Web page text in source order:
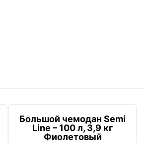
Большой чемодан Semi
Line – 100 л, 3,9 кг
Фиолетовый